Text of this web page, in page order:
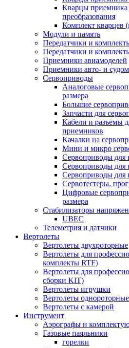
Кварцы приемника
преобразования
Комплект кварцев
Модули и память
Передатчики и
Передатчики и
Приемники авиамоделей
Приемники авто- и
Сервоприводы
Аналоговые
размера
Большие
Запчасти для
Кабели и разъемы
приемников
Качалки на
Мини и микро
Сервоприводы для
Сервоприводы для
Сервоприводы для
Сервотестеры,
Цифровые
размера
Стабилизаторы
UBEC
Телеметрия и датчики
Вертолеты
Вертолеты двухроторные
Вертолеты для
комплекты RTF)
Вертолеты для
сборки KIT)
Вертолеты игрушки
Вертолеты однороторные
Вертолеты с камерой
Инструмент
Аэрографы и
Газовые паяльники
горелки